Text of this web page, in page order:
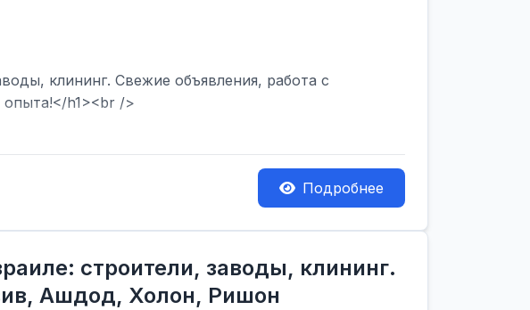
клининг. Свежие объявления, работа с
h1><br />
Подробнее
строители, заводы, клининг.
Ашдод, Холон, Ришон